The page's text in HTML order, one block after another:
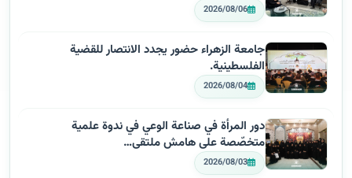
2026/08/06
جامعة الزهراء حضور يجدد الانتصار للقضية
الفلسطينية.
2026/08/04
دور المرأة في صناعة الوعي في ندوة علمية
متخصّصة على هامش ملتقى…
2026/08/03